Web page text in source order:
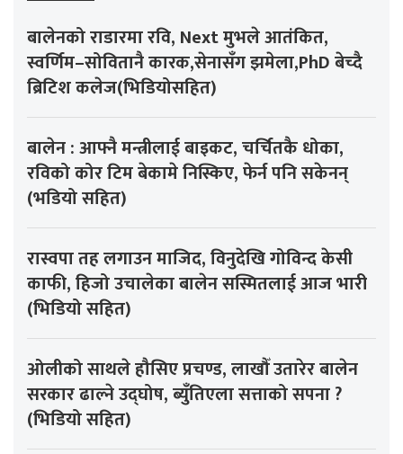
बालेनको राडारमा रवि, Next मुभले आतंकित,
स्वर्णिम–सोवितानै कारक,सेनासँग झमेला,PhD बेच्दै
ब्रिटिश कलेज(भिडियोसहित)
बालेन : आफ्नै मन्त्रीलाई बाइकट, चर्चितकै धोका,
रविको कोर टिम बेकामे निस्किए, फेर्न पनि सकेनन्
(भडियो सहित)
रास्वपा तह लगाउन माजिद, विनुदेखि गोविन्द केसी
काफी, हिजो उचालेका बालेन सस्मितलाई आज भारी
(भिडियो सहित)
ओलीको साथले हौसिए प्रचण्ड, लाखौँ उतारेर बालेन
सरकार ढाल्ने उद्घोष, ब्युँतिएला सत्ताको सपना ?
(भिडियो सहित)